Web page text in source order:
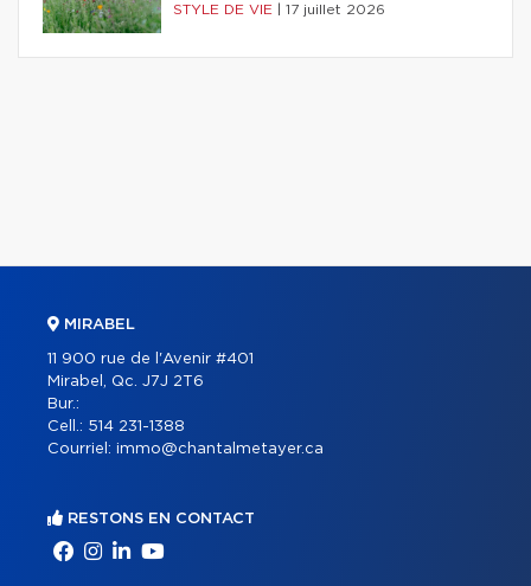
STYLE DE VIE 17 juillet 2026
MIRABEL
11 900 rue de l'Avenir #401
Mirabel, Qc. J7J 2T6
Bur.:
Cell.: 514 231-1388
Courriel: immo@chantalmetayer.ca
RESTONS EN CONTACT